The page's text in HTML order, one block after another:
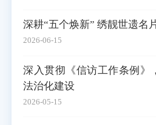
深耕“五个焕新” 绣靓世遗名
2026-06-15
深入贯彻《信访工作条例》
法治化建设
2026-05-15